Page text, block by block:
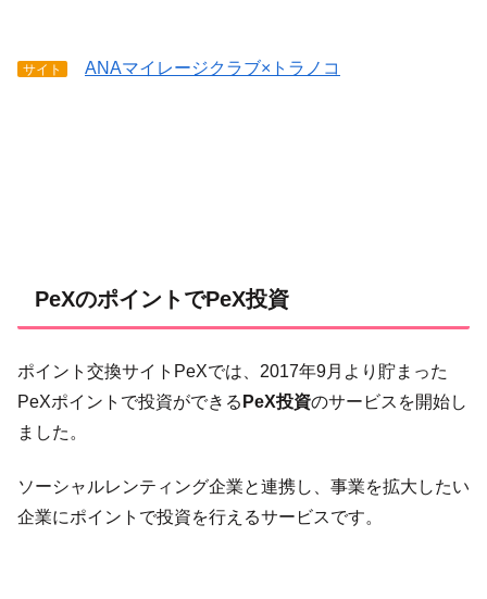
サイト ANAマイレージクラブ×トラノコ
PeXのポイントでPeX投資
ポイント交換サイトPeXでは、2017年9月より貯まった
PeXポイントで投資ができる PeX投資のサービスを開始し
ました。
ソーシャルレンティング企業と連携し、事業を拡大したい
企業にポイントで投資を行えるサービスです。